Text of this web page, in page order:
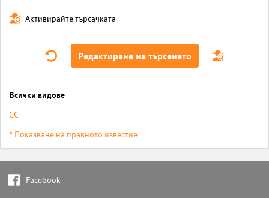
Активирайте търсачката
Редактиране на търсенето
Всички видове
CC
* Показване на правното известие
Facebook